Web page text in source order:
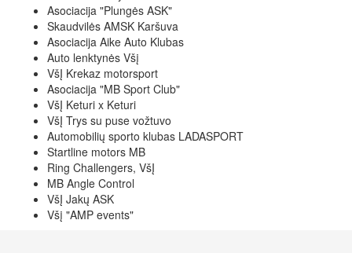
Asociacija "Plungės ASK"
Skaudvilės AMSK Karšuva
Asociacija Aike Auto Klubas
Auto lenktynės Všį
VšĮ Krekaz motorsport
Asociacija "MB Sport Club"
VšĮ Keturi x Keturi
VšĮ Trys su puse vožtuvo
Automobilių sporto klubas LADASPORT
Startline motors MB
Ring Challengers, VšĮ
MB Angle Control
VšĮ Jakų ASK
Všį "AMP events"